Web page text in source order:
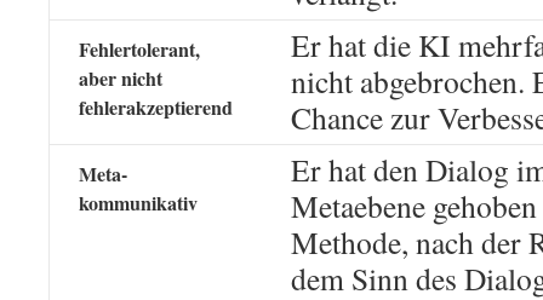
Fehlertolerant,
aber nicht
fehlerakzeptierend
Er hat die KI
nicht abgebrochen.
Chance zur
Meta-
kommunikativ
Er hat den Dialog
Metaebene
Methode, nach der
dem Sinn des